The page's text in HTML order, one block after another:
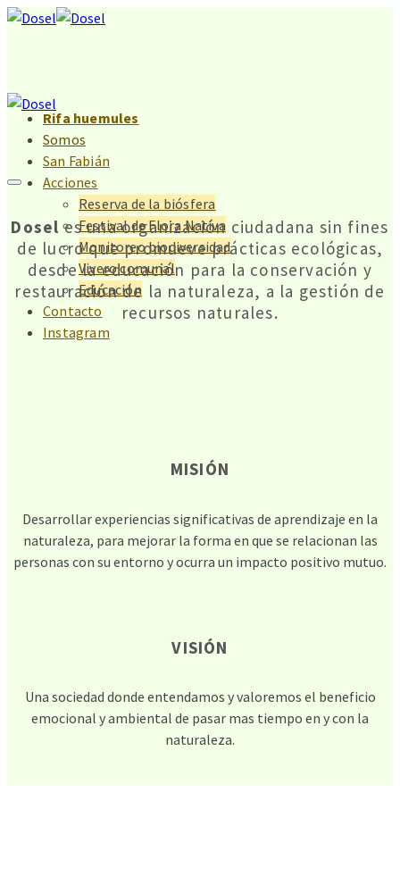
Rifa huemules
Somos
San Fabián
Acciones
Reserva de la biósfera
Festival de Flora Nativa
Monitoreo biodiversidad
Vivero comunal
Educación
Contacto
Instagram
Dosel es una organización ciudadana sin fines
de lucro que promueve prácticas ecológicas,
desde la educación para la conservación y
restauración de la naturaleza, a la gestión de
recursos naturales.
MISIÓN
Desarrollar experiencias significativas de aprendizaje en la
naturaleza, para mejorar la forma en que se relacionan las
personas con su entorno y ocurra un impacto positivo mutuo.
VISIÓN
Una sociedad donde entendamos y valoremos el beneficio
emocional y ambiental de pasar mas tiempo en y con la
naturaleza.